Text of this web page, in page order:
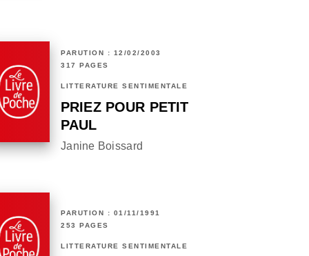
PARUTION : 12/02/2003
317 PAGES
LITTÉRATURE SENTIMENTALE
PRIEZ POUR PETIT
PAUL
Janine Boissard
PARUTION : 01/11/1991
253 PAGES
LITTÉRATURE SENTIMENTALE